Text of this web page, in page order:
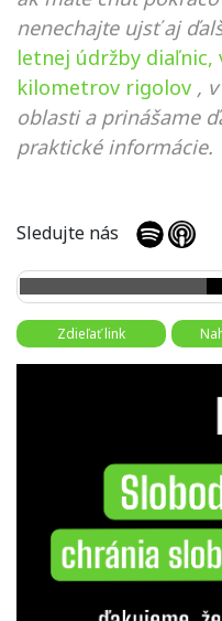
nenechajte ujsť aj
letnej údržby diaľnic,
kilometrov rigolov ,
oblasti a prinášame
praktické informácie.
Sledujte nás
Zdieľať link